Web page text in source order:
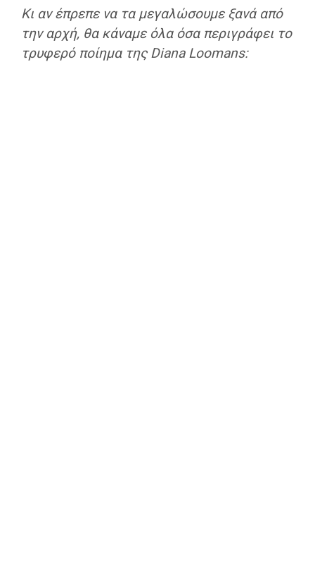
Κι αν έπρεπε να τα μεγαλώσουμε ξανά από
την αρχή, θα κάναμε όλα όσα περιγράφει το
τρυφερό ποίημα της Diana Loomans: